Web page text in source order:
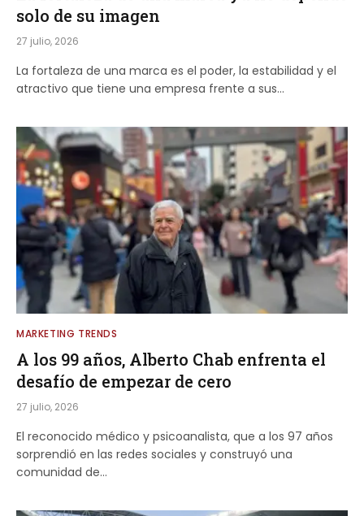
solo de su imagen
27 julio, 2026
La fortaleza de una marca es el poder, la estabilidad y el
atractivo que tiene una empresa frente a sus…
MARKETING TRENDS
A los 99 años, Alberto Chab enfrenta el
desafío de empezar de cero
27 julio, 2026
El reconocido médico y psicoanalista, que a los 97 años
sorprendió en las redes sociales y construyó una
comunidad de…